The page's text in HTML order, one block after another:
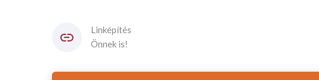
Linképítés
Önnek is!